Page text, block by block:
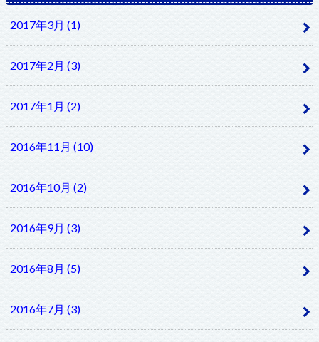
2017年3月 (1)
2017年2月 (3)
2017年1月 (2)
2016年11月 (10)
2016年10月 (2)
2016年9月 (3)
2016年8月 (5)
2016年7月 (3)